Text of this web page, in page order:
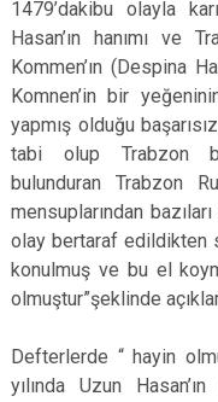
1479’dakibu olayla
Hasan’ın hanımı ve
Kommen’ın (Despina
Komnen’in bir
yapmış olduğu
tabi olup Trabzon
bulunduran Trabzon
mensuplarından
olay bertaraf edildikten
konulmuş ve bu el
olmuştur”şeklinde
Defterlerde “ hayin
yılında Uzun